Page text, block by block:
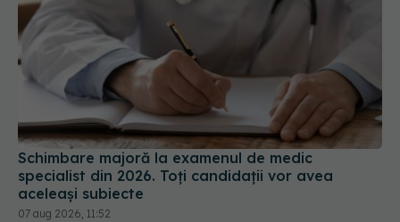
Schimbare majoră la examenul de medic
specialist din 2026. Toți candidații vor avea
aceleași subiecte
07 aug 2026, 11:52